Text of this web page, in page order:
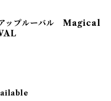
ップルーバル Magical